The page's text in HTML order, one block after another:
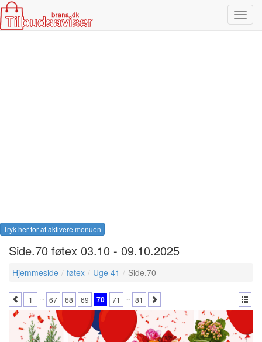
Tryk her for at aktivere menuen
Side.70 føtex 03.10 - 09.10.2025
Hjemmeside føtex Uge 41 Side.70
1 ... 67 68 69 70 71 ... 81